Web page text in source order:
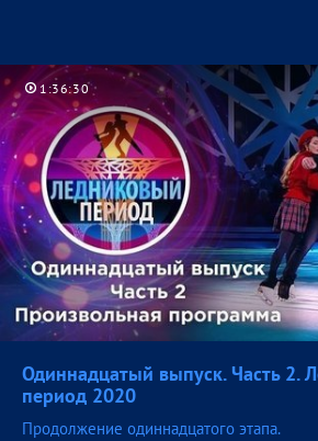
1:36:30
Одиннадцатый выпуск. Часть 2.
период 2020
Продолжение одиннадцатого этапа.